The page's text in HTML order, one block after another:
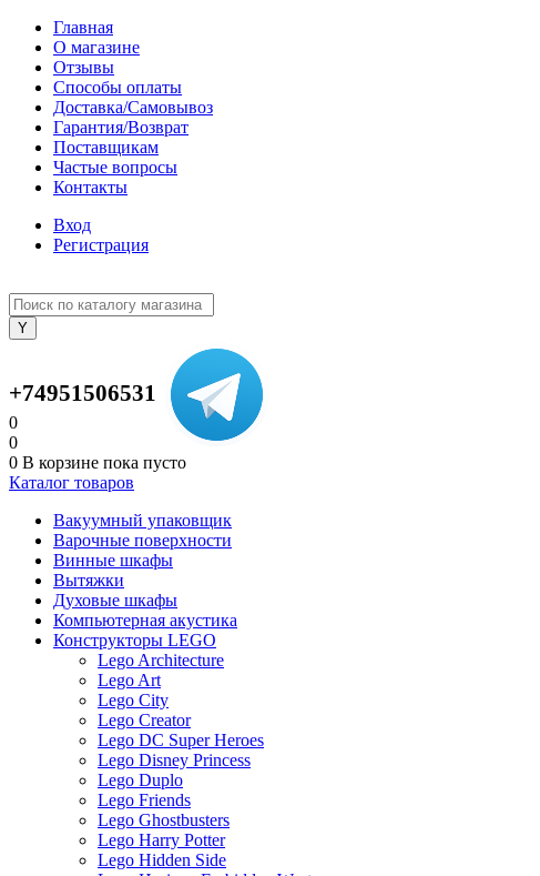
Главная
О магазине
Отзывы
Способы оплаты
Доставка/Самовывоз
Гарантия/Возврат
Поставщикам
Частые вопросы
Контакты
Вход
Регистрация
+74951506531
0
0
0 В корзине пока пусто
Каталог товаров
Вакуумный упаковщик
Варочные поверхности
Винные шкафы
Вытяжки
Духовые шкафы
Компьютерная акустика
Конструкторы LEGO
Lego Architecture
Lego Art
Lego City
Lego Creator
Lego DC Super Heroes
Lego Disney Princess
Lego Duplo
Lego Friends
Lego Ghostbusters
Lego Harry Potter
Lego Hidden Side